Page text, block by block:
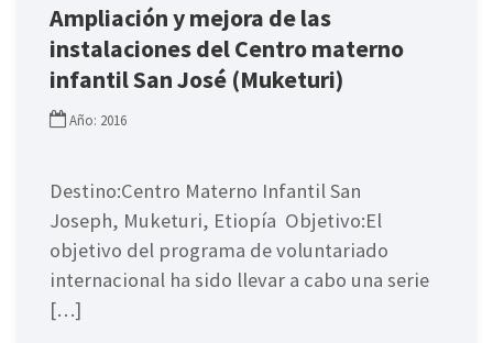
Ampliación y mejora de las
instalaciones del Centro materno
infantil San José (Muketuri)
Año: 2016
Destino:Centro Materno Infantil San
Joseph, Muketuri, Etiopía Objetivo:El
objetivo del programa de voluntariado
internacional ha sido llevar a cabo una serie
[…]